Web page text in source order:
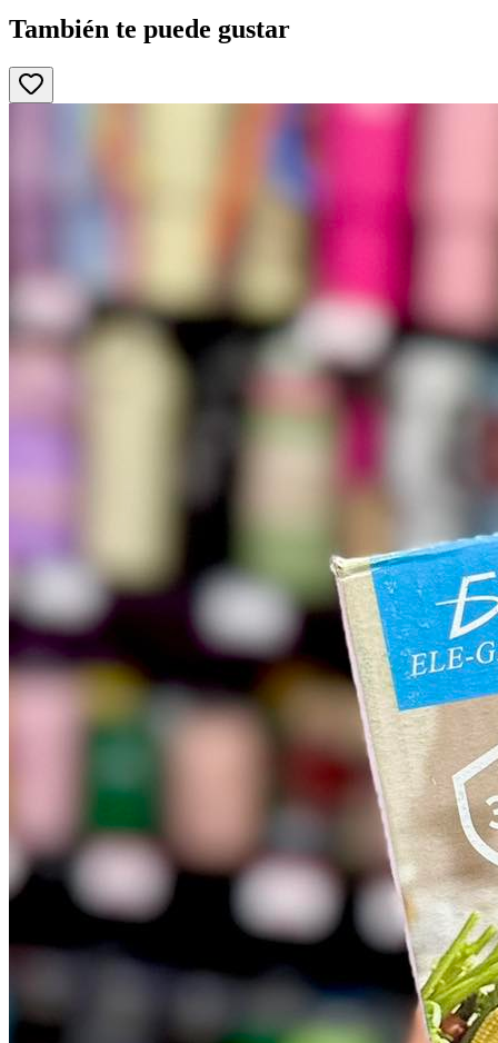
También te puede gustar